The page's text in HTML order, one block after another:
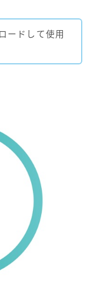
ードして使用